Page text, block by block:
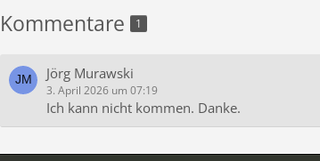
Kommentare 1
Jörg Murawski
3. April 2026 um 07:19
Ich kann nicht kommen. Danke.